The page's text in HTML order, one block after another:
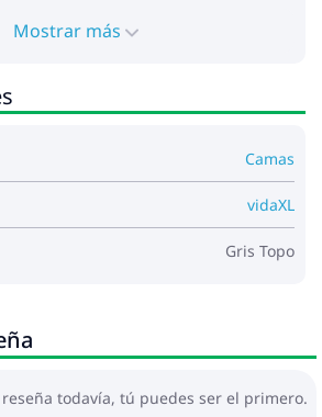
la cama con cabecero:
(100% poliéster), madera
madera de ingeniería, madera
200 x 160 x 140,5/150,5 cm (largo
grueso
de madera maciza de pino
Muelles ensacados,
160 x 200 x 20 cm (ancho x largo
Mostrar más
Camas
vidaXL
Gris Topo
todavía, tú puedes ser el primero.